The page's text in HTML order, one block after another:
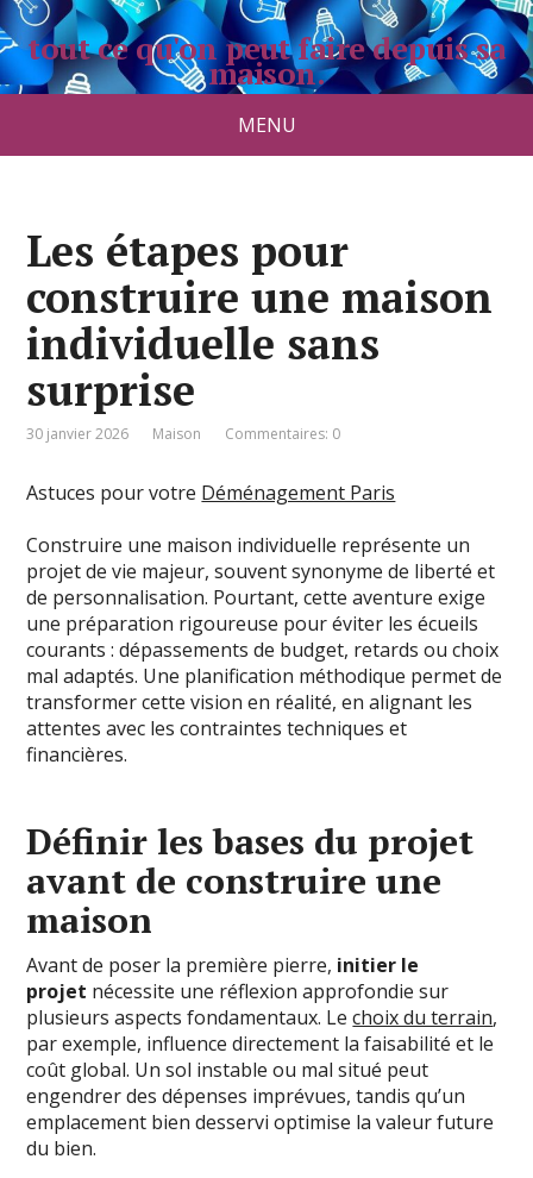
tout ce qu'on peut faire depuis sa
maison.
MENU
Les étapes pour
construire une maison
individuelle sans
surprise
30 janvier 2026 Maison Commentaires: 0
Astuces pour votre Déménagement Paris
Construire une maison individuelle représente un
projet de vie majeur, souvent synonyme de liberté et
de personnalisation. Pourtant, cette aventure exige
une préparation rigoureuse pour éviter les écueils
courants : dépassements de budget, retards ou choix
mal adaptés. Une planification méthodique permet de
transformer cette vision en réalité, en alignant les
attentes avec les contraintes techniques et
financières.
Définir les bases du projet
avant de construire une
maison
Avant de poser la première pierre, initier le
projet nécessite une réflexion approfondie sur
plusieurs aspects fondamentaux. Lechoix du terrain,
par exemple, influence directement la faisabilité et le
coût global. Un sol instable ou mal situé peut
engendrer des dépenses imprévues, tandis qu’un
emplacement bien desservi optimise la valeur future
du bien.